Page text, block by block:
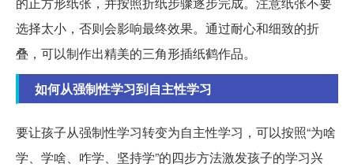
选择太小，否则会影响最终效果。通过耐心和细致的折
叠，可以制作出精美的三角形插纸鹤作品。
如何从强制性学习到自主性学习
要让孩子从强制性学习转变为自主性学习，可以按照“为啥
学、学啥、咋学、坚持学”的四步方法激发孩子的学习兴